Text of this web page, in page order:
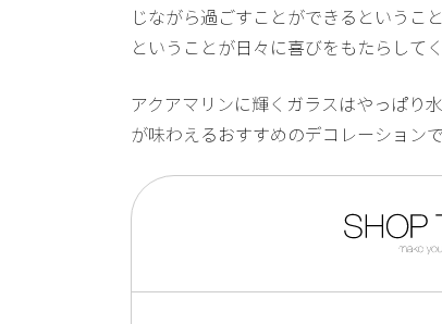
じながら過ごすことができるというこ
ということが日々に喜びをもたらしてく
アクアマリンに輝くガラスはやっぱり
が味わえるおすすめのデコレーションで